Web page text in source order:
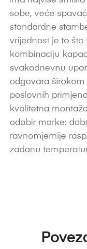
sobe, veće
standardne
vrijednost je to
kombinaciju
svakodnevnu
odgovara
poslovnih
kvalitetna
odabir marke:
ravnomjernije
zadanu